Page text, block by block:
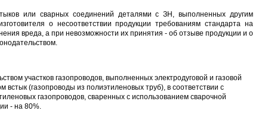
или сварных соединений деталями с ЗН, выполненных другим
о несоответствии продукции требованиям стандарта на
вреда, а при невозможности их принятия - об отзыве продукции и о
участков газопроводов, выполненных электродуговой и газовой
встык (газопроводы из полиэтиленовых труб), в соответствии с
газопроводов, сваренных с использованием сварочной
- на 80%.